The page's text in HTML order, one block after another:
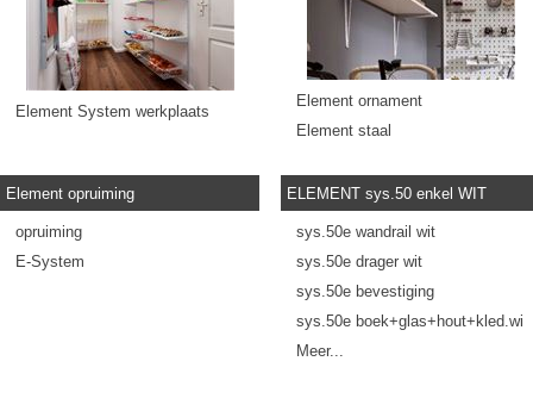
Element System werkplaats
Element ornament
Element staal
Element aluminium
Element opruiming
opruiming
E-System
ELEMENT sys.50 enkel WIT
sys.50e wandrail wit
sys.50e drager wit
sys.50e bevestiging
sys.50e boek+glas+hout+kled.wi
Meer...